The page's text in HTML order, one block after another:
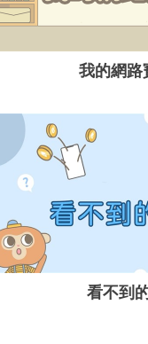
我的網路
看不到